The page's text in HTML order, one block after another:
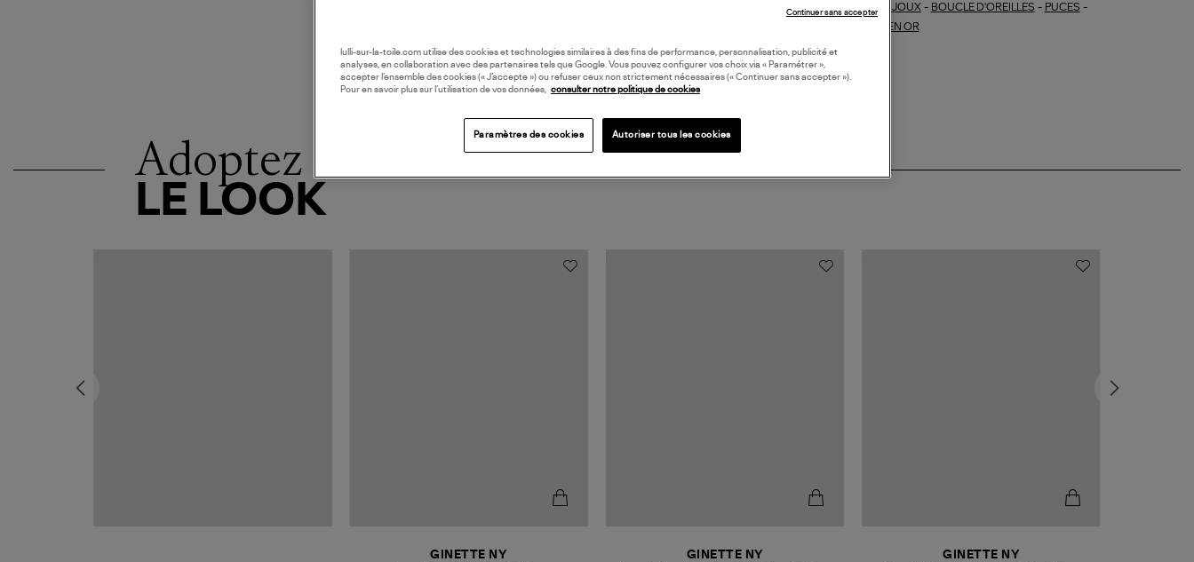
Collections similaires : BIJOUX- BOUCLE D'OREILLES - PUCES -
BOUCLES D'OREILLES EN OR
Adoptez
LE LOOK
GINETTE NY GINETTE NY GINETTE NY
lulli-sur-la-toile.com utilise des cookies et technologies similaires à des fins de performance, personnalisation, publicité et
analyses, en collaboration avec des partenaires tels que Google. Vous pouvez configurer vos choix via « Paramétrer »,
accepter l’ensemble des cookies (« J’accepte ») ou refuser ceux non strictement nécessaires (« Continuer sans accepter »).
Pour en savoir plus sur l’utilisation de vos données, consulter notre politique de cookies
Paramètres des cookies Autoriser tous les cookies
Continuer sans accepter